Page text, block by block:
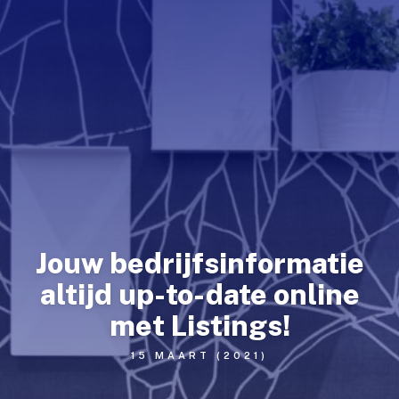
Jouw bedrijfsinformatie
altijd up-to-date online
met Listings!
15 MAART (2021)
Website Hosting
Linux VPS
WordPress Optimized
WordPress Onderhoud
Reseller
E-mail
DNS
SSL Certificaten
Consultancy